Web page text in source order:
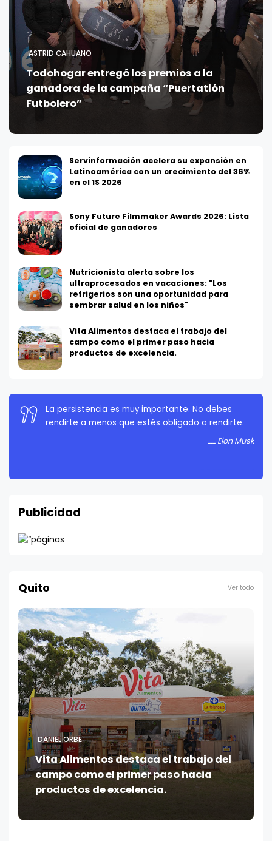
ASTRID CAHUANO
Todohogar entregó los premios a la
ganadora de la campaña “Puertatlón
Futbolero”
Servinformación acelera su expansión en
Latinoamérica con un crecimiento del 36%
en el 1S 2026
Sony Future Filmmaker Awards 2026: Lista
oficial de ganadores
Nutricionista alerta sobre los
ultraprocesados en vacaciones: "Los
refrigerios son una oportunidad para
sembrar salud en los niños"
Vita Alimentos destaca el trabajo del
campo como el primer paso hacia
productos de excelencia.
La persistencia es muy importante. No debes
rendirte a menos que estés obligado a rendirte.
Elon Musk
Publicidad
Quito Ver todo
DANIEL ORBE
Vita Alimentos destaca el trabajo del
campo como el primer paso hacia
productos de excelencia.